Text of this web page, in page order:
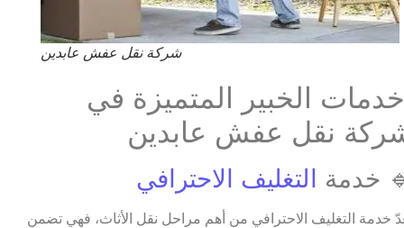
شركة نقل عفش عابدين
الخبير المتميزة في
نقل عفش عابدين
خدمة التغليف الاحترافي
خدمة التغليف الاحترافي من أهم مراحل نقل الأثاث، فهي تضمن